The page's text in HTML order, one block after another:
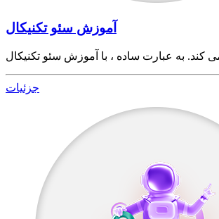
آموزش سئو تکنیکال
جزئیات